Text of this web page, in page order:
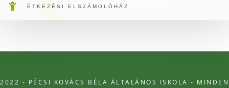
ÉTKEZÉSI ELSZÁMOLÓHÁZ
2022 - PÉCSI KOVÁCS BÉLA ÁLTALÁNOS ISKOLA - MINDEN